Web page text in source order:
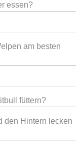
essen?
am besten
füttern?
den Hintern lecken